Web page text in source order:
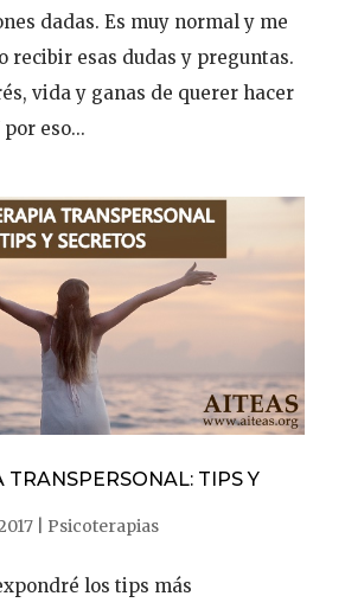
dadas. Es muy normal y me
recibir esas dudas y preguntas.
vida y ganas de querer hacer
eso...
TRANSPERSONAL: TIPS Y
| Psicoterapias
los tips más